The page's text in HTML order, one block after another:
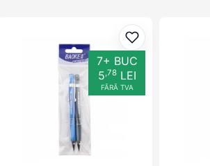
Adaugă la
7+ BUC
5,78LEI
FĂRĂ TVA